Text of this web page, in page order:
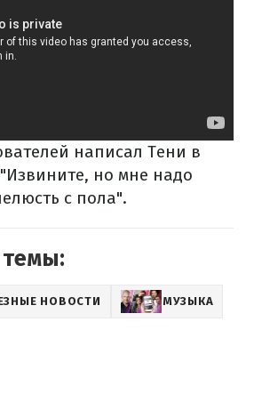
написал Тени в
но мне надо
с пола".
НОВОСТИ МУЗЫКА